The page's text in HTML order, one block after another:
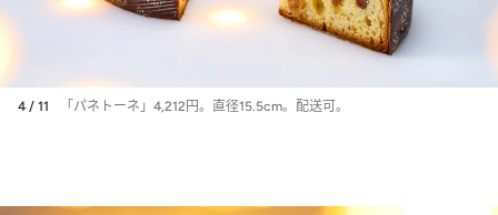
4 / 11 「パネトーネ」4,212円。直径15.5cm。配送可。